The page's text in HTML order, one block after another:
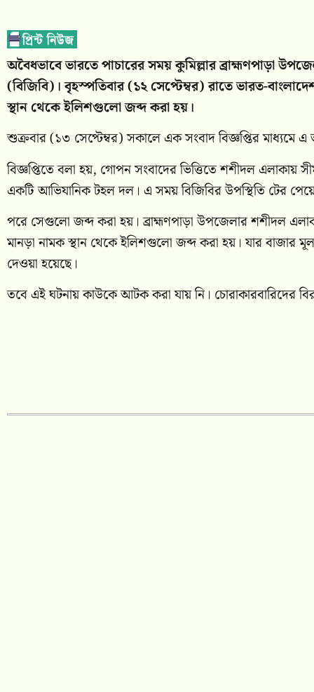
অবৈধভাবে ভারতে পাচারের সময় কুমিল্লার ব্রাহ্মণপাড়া
(বিজিবি)। বৃহস্পতিবার (১২ সেপ্টেম্বর) রাতে ভারত-
স্থান থেকে ইলিশগুলো জব্দ করা হয়।
শুক্রবার (১৩ সেপ্টেম্বর) সকালে এক সংবাদ বিজ্ঞপ্তির মাধ্যমে এ
বিজ্ঞপ্তিতে বলা হয়, গোপন সংবাদের ভিত্তিতে শশীদল এলাকায়
একটি আভিযানিক টহল দল। এ সময় বিজিবির উপস্থিতি টের
পরে সেগুলো জব্দ করা হয়। ব্রাহ্মণপাড়া উপজেলার শশীদল
মানড়া নামক স্থান থেকে ইলিশগুলো জব্দ করা হয়। যার বাজার
দেওয়া হয়েছে।
তবে এই ঘটনায় কাউকে আটক করা যায় নি। চোরাকারবারিদের